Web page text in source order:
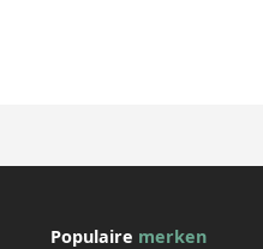
Populaire merken